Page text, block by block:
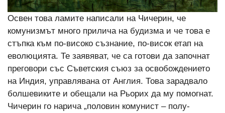
Освен това ламите написали на Чичерин, че
комунизмът много прилича на будизма и че това е
стъпка към по-високо съзнание, по-висок етап на
еволюцията. Те заявяват, че са готови да започнат
преговори със Съветския съюз за освобождението
на Индия, управлявана от Англия. Това зарадвало
болшевиките и обещали на Рьорих да му помогнат.
Чичерин го нарича „половин комунист – полу-